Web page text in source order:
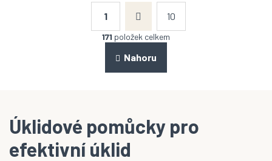
O
v
l
á
r
v
r
n
o
1 10
171 položek celkem
Nahoru
Úklidové pomůcky pro
efektivní úklid